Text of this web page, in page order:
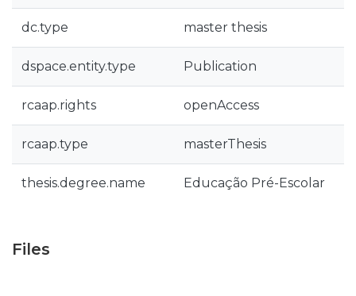
dc.type master thesis
dspace.entity.type Publication
rcaap.rights openAccess
rcaap.type masterThesis
thesis.degree.name Educação Pré-Escolar
Files